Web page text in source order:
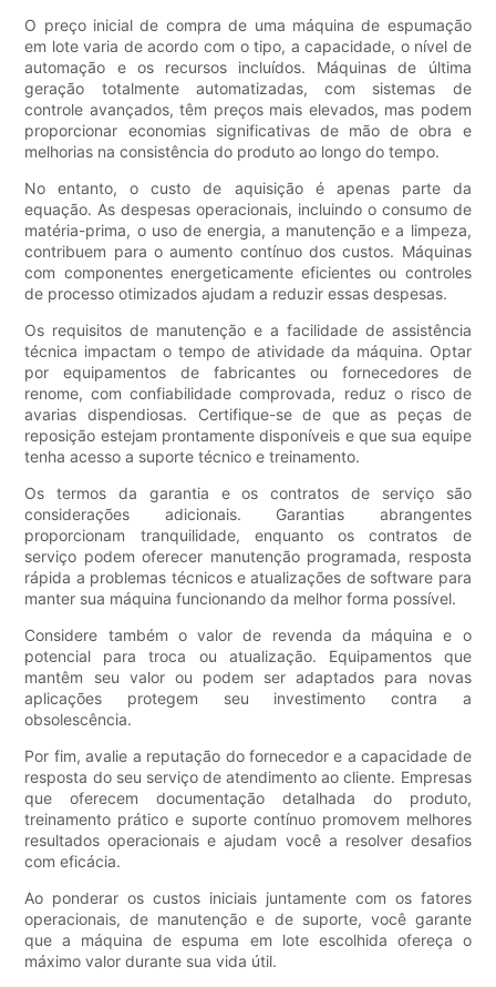
O preço inicial de compra de uma máquina de espumação
em lote varia de acordo com o tipo, a capacidade, o nível de
automação e os recursos incluídos. Máquinas de última
geração totalmente automatizadas, com sistemas de
controle avançados, têm preços mais elevados, mas podem
proporcionar economias significativas de mão de obra e
melhorias na consistência do produto ao longo do tempo.
No entanto, o custo de aquisição é apenas parte da
equação. As despesas operacionais, incluindo o consumo de
matéria-prima, o uso de energia, a manutenção e a limpeza,
contribuem para o aumento contínuo dos custos. Máquinas
com componentes energeticamente eficientes ou controles
de processo otimizados ajudam a reduzir essas despesas.
Os requisitos de manutenção e a facilidade de assistência
técnica impactam o tempo de atividade da máquina. Optar
por equipamentos de fabricantes ou fornecedores de
renome, com confiabilidade comprovada, reduz o risco de
avarias dispendiosas. Certifique-se de que as peças de
reposição estejam prontamente disponíveis e que sua equipe
tenha acesso a suporte técnico e treinamento.
Os termos da garantia e os contratos de serviço são
considerações adicionais. Garantias abrangentes
proporcionam tranquilidade, enquanto os contratos de
serviço podem oferecer manutenção programada, resposta
rápida a problemas técnicos e atualizações de software para
manter sua máquina funcionando da melhor forma possível.
Considere também o valor de revenda da máquina e o
potencial para troca ou atualização. Equipamentos que
mantêm seu valor ou podem ser adaptados para novas
aplicações protegem seu investimento contra a
obsolescência.
Por fim, avalie a reputação do fornecedor e a capacidade de
resposta do seu serviço de atendimento ao cliente. Empresas
que oferecem documentação detalhada do produto,
treinamento prático e suporte contínuo promovem melhores
resultados operacionais e ajudam você a resolver desafios
com eficácia.
Ao ponderar os custos iniciais juntamente com os fatores
operacionais, de manutenção e de suporte, você garante
que a máquina de espuma em lote escolhida ofereça o
máximo valor durante sua vida útil.